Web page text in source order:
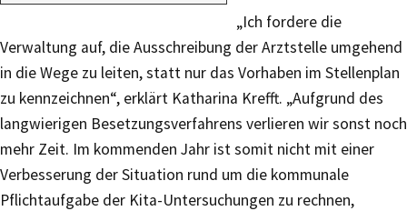
„Ich fordere die
Verwaltung auf, die Ausschreibung der Arztstelle umgehend
in die Wege zu leiten, statt nur das Vorhaben im Stellenplan
zu kennzeichnen“, erklärt Katharina Krefft. „Aufgrund des
langwierigen Besetzungsverfahrens verlieren wir sonst noch
mehr Zeit. Im kommenden Jahr ist somit nicht mit einer
Verbesserung der Situation rund um die kommunale
Pflichtaufgabe der Kita-Untersuchungen zu rechnen,